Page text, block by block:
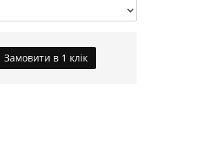
Замовити в 1 клік